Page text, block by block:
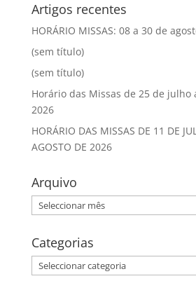
Artigos recentes
HORÁRIO MISSAS: 08 a 30 de
(sem título)
(sem título)
Horário das Missas de 25 de julho
2026
HORÁRIO DAS MISSAS DE 11 DE
AGOSTO DE 2026
Arquivo
Arquivo
Categorias
Categorias